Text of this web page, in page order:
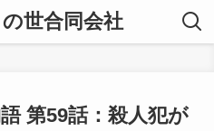
世合同会社
第59話：殺人犯が